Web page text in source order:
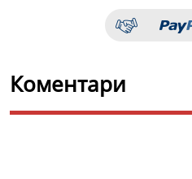
Коментари